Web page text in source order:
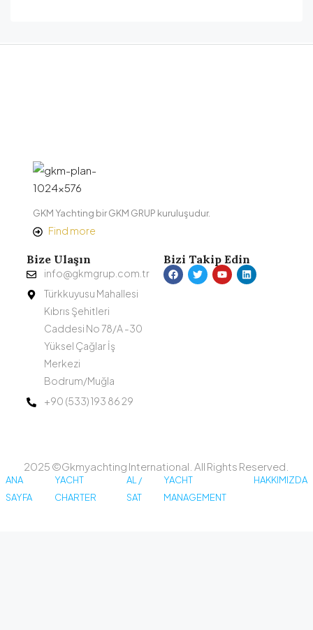
GKM Yachting bir GKM GRUP kuruluşudur.
Find more
Bize Ulaşın
info@gkmgrup.com.tr
Türkkuyusu Mahallesi
Kıbrıs Şehitleri
Caddesi No 78/A -30
Yüksel Çağlar İş
Merkezi
Bodrum/Muğla
+90 (533) 193 86 29
Bizi Takip Edin
2025 ©Gkmyachting International. All Rights Reserved.
ANA
SAYFA
YACHT
CHARTER
AL /
SAT
YACHT
MANAGEMENT
HAKKIMIZDA